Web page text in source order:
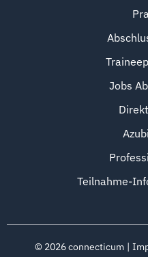
Jobs
Teilnahme-
© 2026connecticum